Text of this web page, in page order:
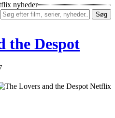
nyheder
Søg
the Despot